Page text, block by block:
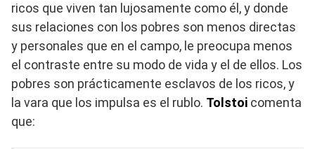
ricos que viven tan lujosamente como él, y donde
sus relaciones con los pobres son menos directas
y personales que en el campo, le preocupa menos
el contraste entre su modo de vida y el de ellos. Los
pobres son prácticamente esclavos de los ricos, y
la vara que los impulsa es el rublo. Tolstoi comenta
que: